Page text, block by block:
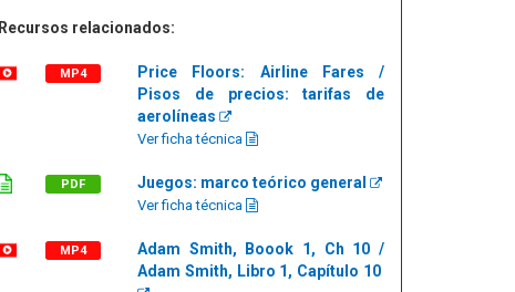
Recursos relacionados:
MP4
Price Floors: Airline Fares /
Pisos de precios: tarifas de
aerolíneas
Ver ficha técnica
PDF Juegos: marco teórico general
Ver ficha técnica
MP4
Adam Smith, Boook 1, Ch 10 /
Adam Smith, Libro 1, Capítulo 10